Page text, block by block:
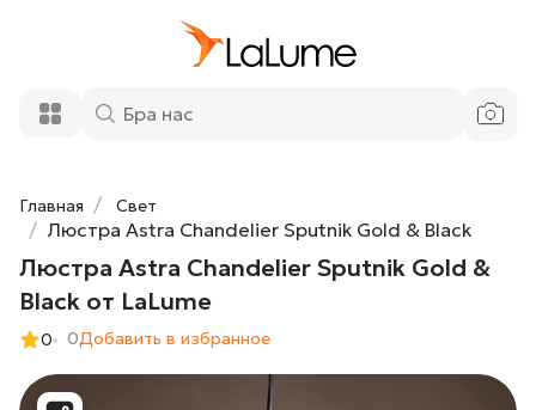
Главная Свет
Люстра Astra Chandelier Sputnik Gold & Black
Люстра Astra Chandelier Sputnik Gold &
Black от LaLume
0 0Добавить в избранное
Black от LaLume